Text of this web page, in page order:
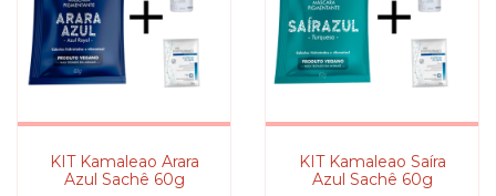
KIT Kamaleao Arara
Azul Sachê 60g
KIT Kamaleao Saíra
Azul Sachê 60g